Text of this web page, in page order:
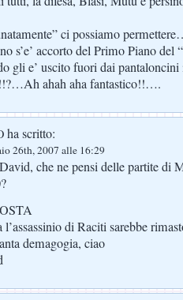
ci possiamo
s’e’ accorto del Primo Piano
gli e’ uscito fuori dai
ahah aha fantastico!!….
ha scritto:
26th, 2007 alle 16:29
che ne pensi delle partite di
l’assassinio di Raciti sarebbe
demagogia, ciao